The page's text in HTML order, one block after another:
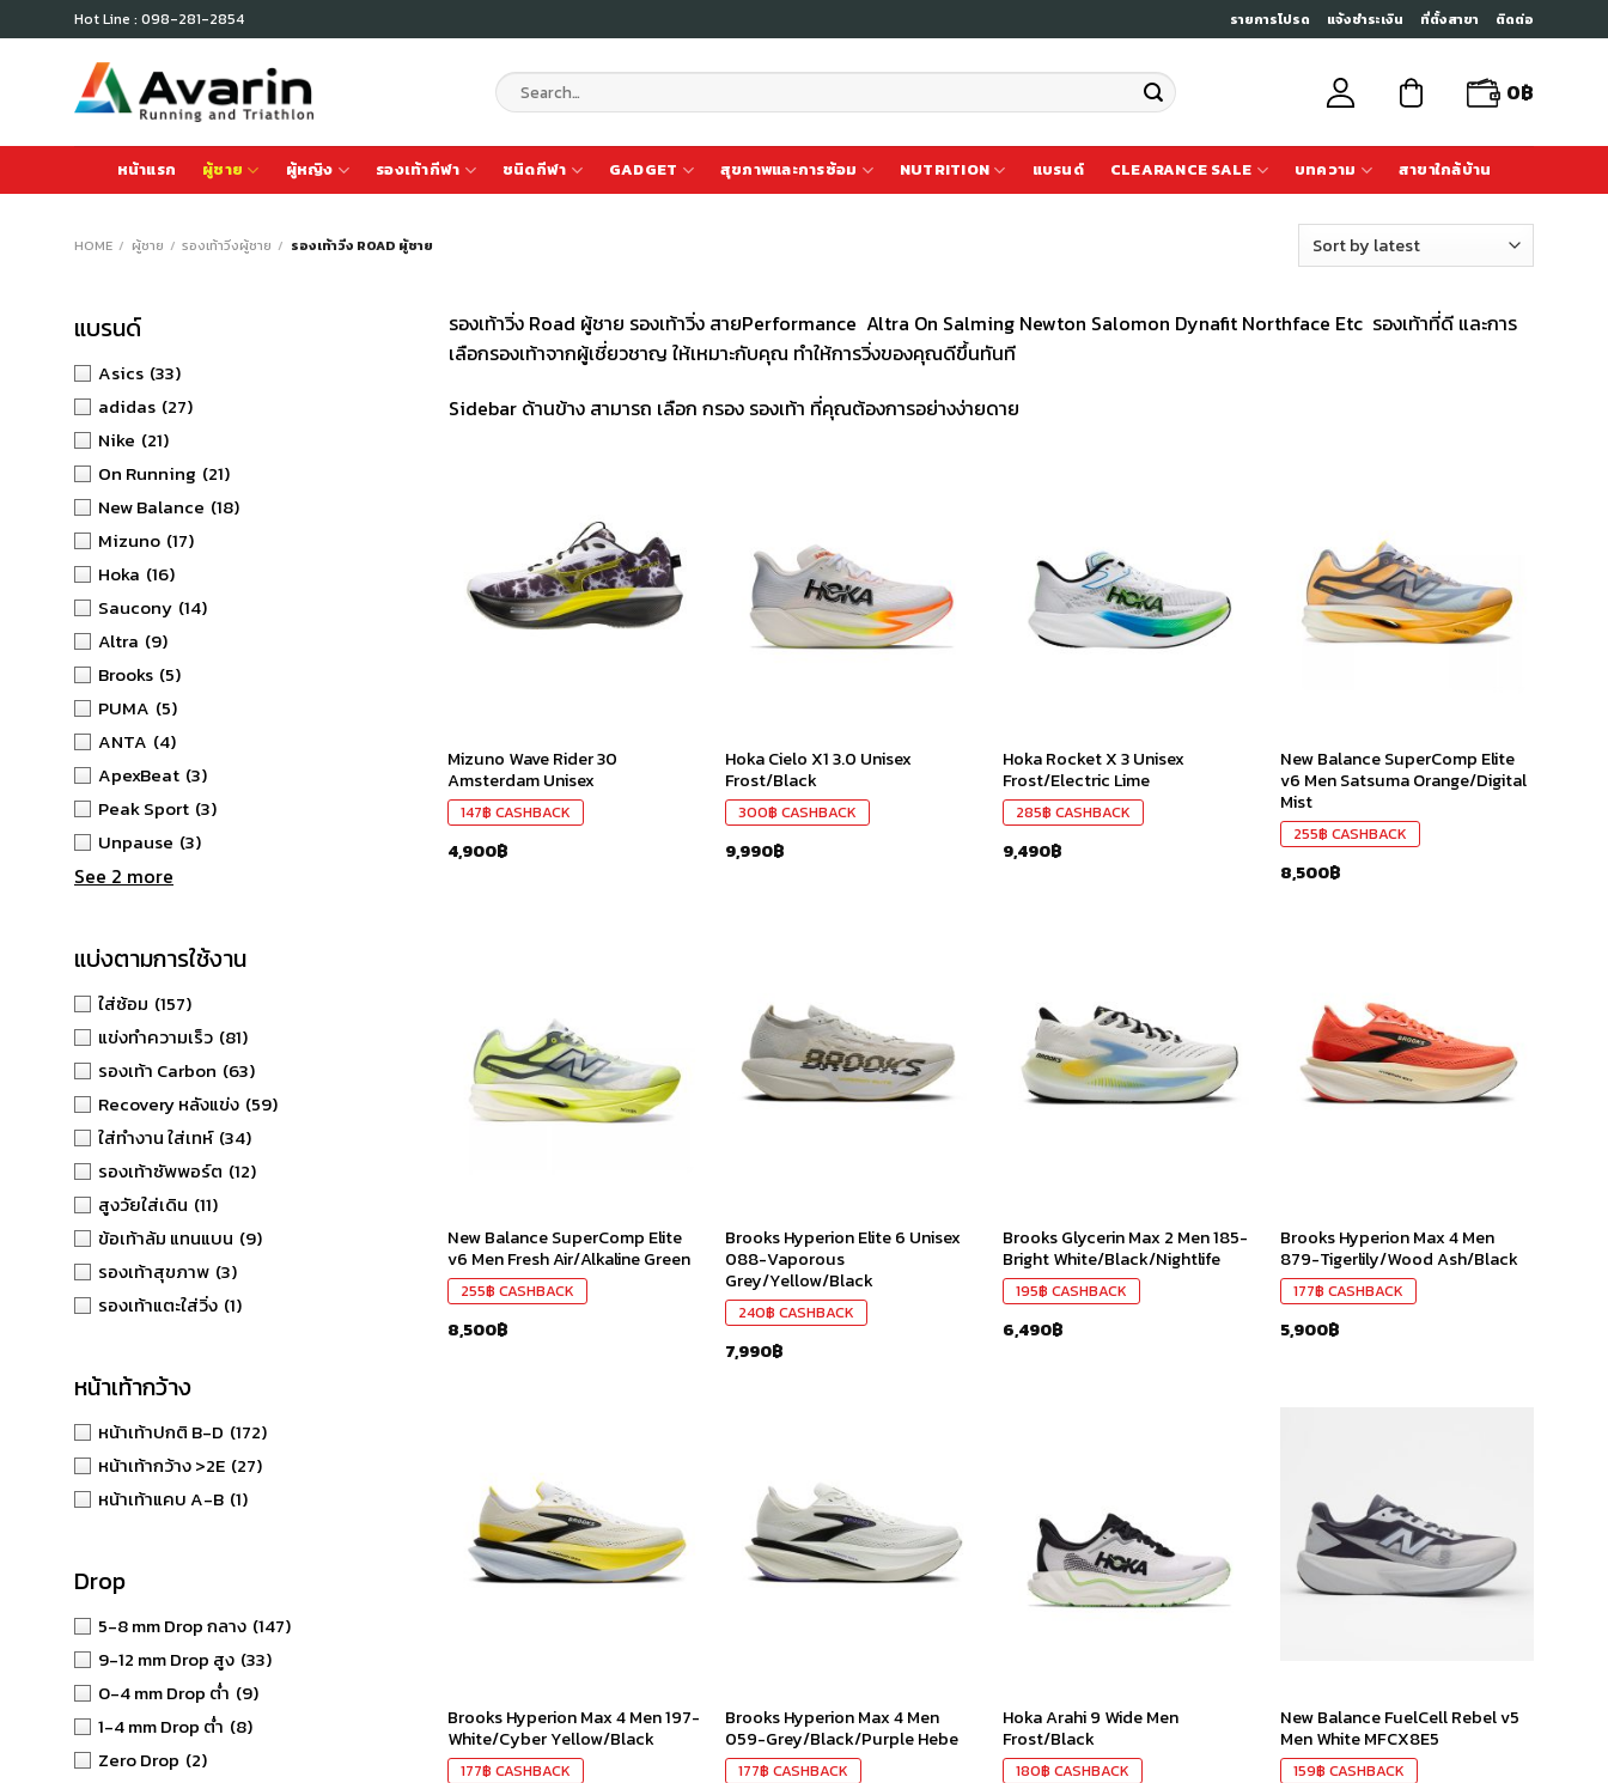
to
Hot Line : 098-281-2854 รายการโปรด แจ้งชำระเงิน ที่ตั้งสาขา ติดต่อ
Search
for:
0฿
หน้าแรก ผู้ชาย ผู้หญิง รองเท้ากีฬา ชนิดกีฬา GADGET สุขภาพและการซ้อม NUTRITION แบรนด์ CLEARANCE SALE บทความ สาขาใกล้บ้าน
HOME / ผู้ชาย / รองเท้าวิ่งผู้ชาย / รองเท้าวิ่ง ROAD ผู้ชาย
แบรนด์
Asics (33)
adidas (27)
Nike (21)
On Running (21)
New Balance (18)
Mizuno (17)
Hoka (16)
Saucony (14)
Altra (9)
Brooks (5)
PUMA (5)
ANTA (4)
ApexBeat (3)
Peak Sport (3)
Unpause (3)
See 2 more
แบ่งตามการใช้งาน
ใส่ซ้อม (157)
แข่งทำความเร็ว (81)
รองเท้า Carbon (63)
Recovery หลังแข่ง (59)
ใส่ทำงาน ใส่เทห์ (34)
รองเท้าซัพพอร์ต (12)
สูงวัยใส่เดิน (11)
ข้อเท้าล้ม แทนแบน (9)
รองเท้าสุขภาพ (3)
รองเท้าแตะใส่วิ่ง (1)
หน้าเท้ากว้าง
หน้าเท้าปกติ B-D (172)
หน้าเท้ากว้าง >2E (27)
หน้าเท้าแคบ A-B (1)
Drop
5-8 mm Drop กลาง (147)
9-12 mm Drop สูง (33)
0-4 mm Drop ต่ำ (9)
1-4 mm Drop ต่ำ (8)
Zero Drop (2)
รองเท้าวิ่ง Road ผู้ชาย รองเท้าวิ่ง สายPerformance Altra On Salming Newton Salomon Dynafit Northface Etc รองเท้าที่ดี และการ
เลือกรองเท้าจากผู้เชี่ยวชาญ ให้เหมาะกับคุณ ทำให้การวิ่งของคุณดีขึ้นทันที
Sidebar ด้านข้าง สามารถ เลือก กรอง รองเท้า ที่คุณต้องการอย่างง่ายดาย
ใน
สินค้า
ที่ชอบ
Mizuno Wave Rider 30
Amsterdam Unisex
147฿ CASHBACK
4,900฿
ที่ชอบ
Hoka Cielo X1 3.0 Unisex
Frost/Black
300฿ CASHBACK
9,990฿
Hoka Rocket X 3 Unisex
Frost/Electric Lime
285฿ CASHBACK
9,490฿
ที่ชอบ
New Balance SuperComp Elite
v6 Men Satsuma Orange/Digital
Mist
255฿ CASHBACK
8,500฿
ที่ชอบ
New Balance SuperComp Elite
v6 Men Fresh Air/Alkaline Green
255฿ CASHBACK
8,500฿
สินค้า
ที่ชอบ
Brooks Hyperion Elite 6 Unisex
088-Vaporous
Grey/Yellow/Black
240฿ CASHBACK
7,990฿
สินค้า
ที่ชอบ
Brooks Glycerin Max 2 Men 185-
Bright White/Black/Nightlife
195฿ CASHBACK
6,490฿
สินค้า
ที่ชอบ
Brooks Hyperion Max 4 Men
879-Tigerlily/Wood Ash/Black
177฿ CASHBACK
5,900฿
สินค้า
ที่ชอบ
Brooks Hyperion Max 4 Men 197-
White/Cyber Yellow/Black
177฿ CASHBACK
สินค้า
ที่ชอบ
Brooks Hyperion Max 4 Men
059-Grey/Black/Purple Hebe
177฿ CASHBACK
Hoka Arahi 9 Wide Men
Frost/Black
180฿ CASHBACK
ที่ชอบ
New Balance FuelCell Rebel v5
Men White MFCX8E5
159฿ CASHBACK